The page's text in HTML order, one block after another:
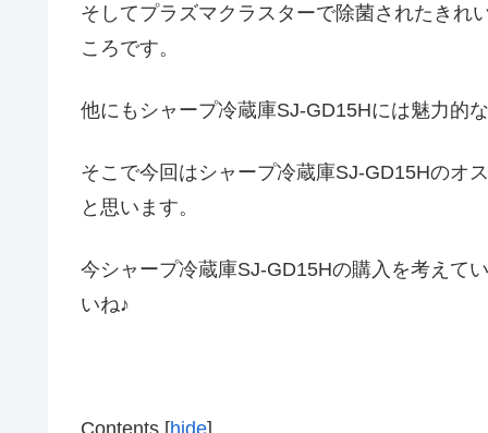
そしてプラズマクラスターで除菌されたきれ
ころです。
他にもシャープ冷蔵庫SJ-GD15Hには魅力的
そこで今回はシャープ冷蔵庫SJ-GD15Hのオ
と思います。
今シャープ冷蔵庫SJ-GD15Hの購入を考えて
いね♪